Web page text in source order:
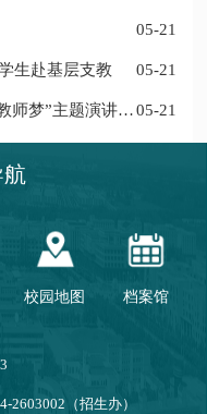
05-21
生赴基层支教 05-21
05-21
校园地图 档案馆
2603002（招生办）